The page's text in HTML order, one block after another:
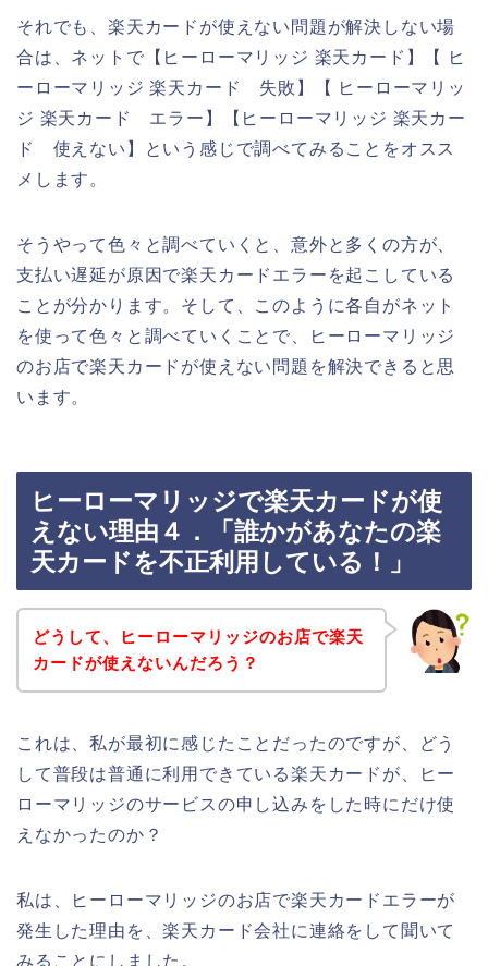
それでも、楽天カードが使えない問題が解決しない場
合は、ネットで【ヒーローマリッジ 楽天カード】【 ヒ
ーローマリッジ 楽天カード 失敗】【 ヒーローマリッ
ジ 楽天カード エラー】【ヒーローマリッジ 楽天カー
ド 使えない】という感じで調べてみることをオスス
メします。
そうやって色々と調べていくと、意外と多くの方が、
支払い遅延が原因で楽天カードエラーを起こしている
ことが分かります。そして、このように各自がネット
を使って色々と調べていくことで、ヒーローマリッジ
のお店で楽天カードが使えない問題を解決できると思
います。
ヒーローマリッジで楽天カードが使
えない理由４．「誰かがあなたの楽
天カードを不正利用している！」
どうして、ヒーローマリッジのお店で楽天
カードが使えないんだろう？
これは、私が最初に感じたことだったのですが、どう
して普段は普通に利用できている楽天カードが、ヒー
ローマリッジのサービスの申し込みをした時にだけ使
えなかったのか？
私は、ヒーローマリッジのお店で楽天カードエラーが
発生した理由を、楽天カード会社に連絡をして聞いて
みることにしました。